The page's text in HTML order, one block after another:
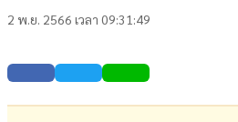
2 พ.ย. 2566 เวลา 09:31:49
บันเทิง
ตรวจ
หวย